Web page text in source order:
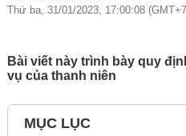
Thứ ba, 31/01/2023, 17:00:08 (GMT+7)
Bài viết này trình bày quy
vụ của thanh niên
MỤC LỤC
phí qua zalo
công ty/doanh
2022 trọn gói
công ty/doanh
2022 trọn gói